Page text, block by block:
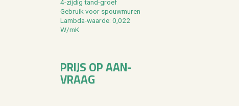
4-zij­dig tand-groef
Ge­bruik voor spouw­mu­ren
Lamb­da-waar­de: 0,022
W/mK
PRIJS OP AAN­
VRAAG